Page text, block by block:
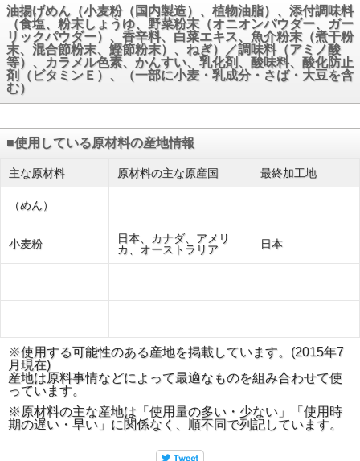
油揚げめん（小麦粉（国内製造）、植物油脂）、添付調味料
（食塩、粉末しょうゆ、野菜粉末（オニオンパウダー、ガー
リックパウダー）、香辛料、白菜エキス、魚介粉末（煮干粉
末、混合節粉末、鰹節粉末）、ねぎ）／調味料（アミノ酸
等）、カラメル色素、かんすい、乳化剤、酸味料、酸化防止
剤（ビタミンＥ）、（一部に小麦・乳成分・さば・大豆を含
む）
■使用している原材料の産地情報
主な原材料 原材料の主な原産国 最終加工地
（めん）
小麦粉
日本、カナダ、アメリ
カ、オーストラリア
日本
※使用する可能性のある産地を掲載しています。(2015年7
月現在)
産地は原料事情などによって最適なものを組み合わせて使
っています。
※原材料の主な産地は「使用量の多い・少ない」「使用時
期の遅い・早い」に関係なく、順不同で列記しています。